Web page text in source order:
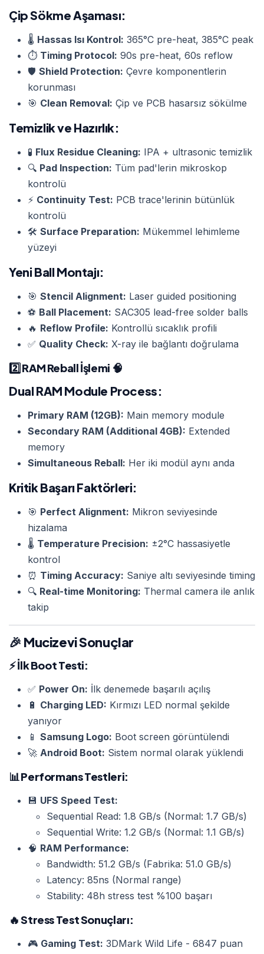
Çip Sökme Aşaması:
🌡️ Hassas Isı Kontrol: 365°C pre-heat, 385°C peak
⏱️ Timing Protocol: 90s pre-heat, 60s reflow
🛡️ Shield Protection: Çevre komponentlerin
korunması
🎯 Clean Removal: Çip ve PCB hasarsız sökülme
Temizlik ve Hazırlık:
🧪 Flux Residue Cleaning: IPA + ultrasonic temizlik
🔍 Pad Inspection: Tüm pad'lerin mikroskop
kontrolü
⚡ Continuity Test: PCB trace'lerinin bütünlük
kontrolü
🛠️ Surface Preparation: Mükemmel lehimleme
yüzeyi
Yeni Ball Montajı:
🎯 Stencil Alignment: Laser guided positioning
⚽ Ball Placement: SAC305 lead-free solder balls
🔥 Reflow Profile: Kontrollü sıcaklık profili
✅ Quality Check: X-ray ile bağlantı doğrulama
2️⃣RAM Reball İşlemi 🧠
Dual RAM Module Process:
Primary RAM (12GB): Main memory module
Secondary RAM (Additional 4GB): Extended
memory
Simultaneous Reball: Her iki modül aynı anda
Kritik Başarı Faktörleri:
🎯 Perfect Alignment: Mikron seviyesinde
hizalama
🌡️ Temperature Precision: ±2°C hassasiyetle
kontrol
⏰ Timing Accuracy: Saniye altı seviyesinde timing
🔍 Real-time Monitoring: Thermal camera ile anlık
takip
🎉 Mucizevi Sonuçlar
⚡İlk Boot Testi:
✅ Power On: İlk denemede başarılı açılış
🔋 Charging LED: Kırmızı LED normal şekilde
yanıyor
📱 Samsung Logo: Boot screen görüntülendi
🚀 Android Boot: Sistem normal olarak yüklendi
📊Performans Testleri:
💾 UFS Speed Test:
Sequential Read: 1.8 GB/s (Normal: 1.7 GB/s)
Sequential Write: 1.2 GB/s (Normal: 1.1 GB/s)
🧠 RAM Performance:
Bandwidth: 51.2 GB/s (Fabrika: 51.0 GB/s)
Latency: 85ns (Normal range)
Stability: 48h stress test %100 başarı
🔥Stress Test Sonuçları:
🎮 Gaming Test: 3DMark Wild Life - 6847 puan